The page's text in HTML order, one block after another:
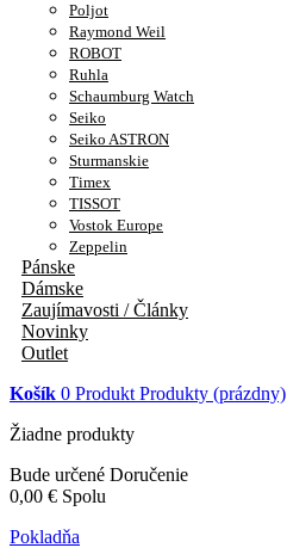
Poljot
Raymond Weil
ROBOT
Ruhla
Schaumburg Watch
Seiko
Seiko ASTRON
Sturmanskie
Timex
TISSOT
Vostok Europe
Zeppelin
Pánske
Dámske
Zaujímavosti / Články
Novinky
Outlet
Košík 0 Produkt Produkty (prázdny)
Žiadne produkty
Bude určené Doručenie
0,00 € Spolu
Pokladňa